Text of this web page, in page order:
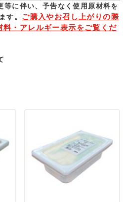
等に伴い、予告なく使⽤原材料を
す。 ご購入やお召し上がりの際
料・アレルギー表示をご覧くだ